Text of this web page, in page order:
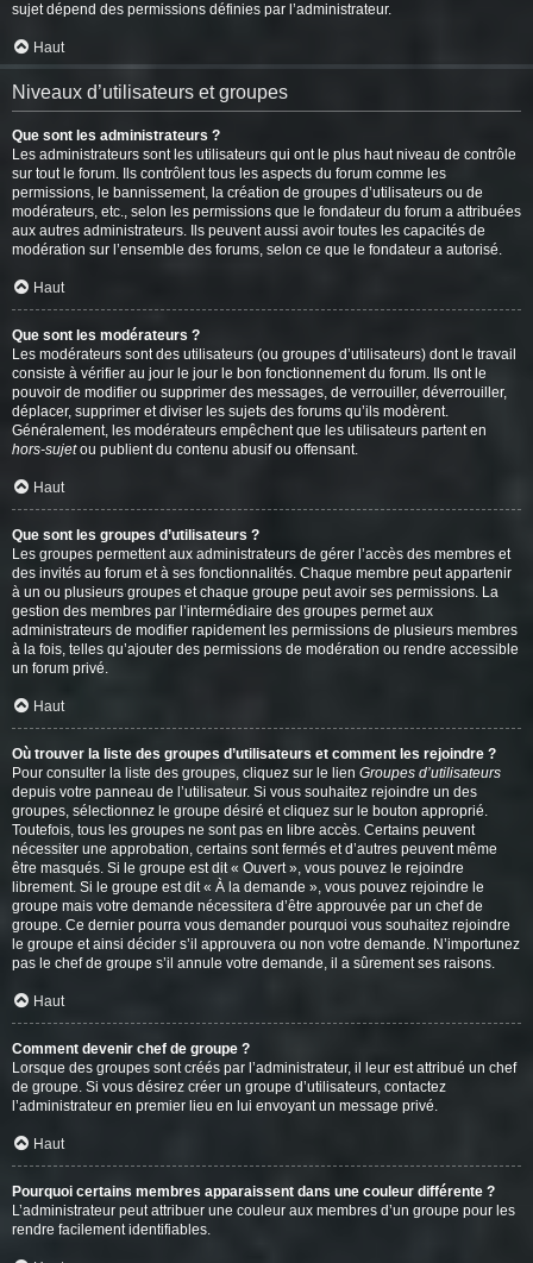
sujet dépend des permissions définies par l’administrateur.
Haut
Niveaux d’utilisateurs et groupes
Que sont les administrateurs ?
Les administrateurs sont les utilisateurs qui ont le plus haut niveau de contrôle
sur tout le forum. Ils contrôlent tous les aspects du forum comme les
permissions, le bannissement, la création de groupes d’utilisateurs ou de
modérateurs, etc., selon les permissions que le fondateur du forum a attribuées
aux autres administrateurs. Ils peuvent aussi avoir toutes les capacités de
modération sur l’ensemble des forums, selon ce que le fondateur a autorisé.
Haut
Que sont les modérateurs ?
Les modérateurs sont des utilisateurs (ou groupes d’utilisateurs) dont le travail
consiste à vérifier au jour le jour le bon fonctionnement du forum. Ils ont le
pouvoir de modifier ou supprimer des messages, de verrouiller, déverrouiller,
déplacer, supprimer et diviser les sujets des forums qu’ils modèrent.
Généralement, les modérateurs empêchent que les utilisateurs partent en
hors-sujetou publient du contenu abusif ou offensant.
Haut
Que sont les groupes d’utilisateurs ?
Les groupes permettent aux administrateurs de gérer l’accès des membres et
des invités au forum et à ses fonctionnalités. Chaque membre peut appartenir
à un ou plusieurs groupes et chaque groupe peut avoir ses permissions. La
gestion des membres par l’intermédiaire des groupes permet aux
administrateurs de modifier rapidement les permissions de plusieurs membres
à la fois, telles qu’ajouter des permissions de modération ou rendre accessible
un forum privé.
Haut
Où trouver la liste des groupes d’utilisateurs et comment les rejoindre ?
Pour consulter la liste des groupes, cliquez sur le lien Groupes d’utilisateurs
depuis votre panneau de l’utilisateur. Si vous souhaitez rejoindre un des
groupes, sélectionnez le groupe désiré et cliquez sur le bouton approprié.
Toutefois, tous les groupes ne sont pas en libre accès. Certains peuvent
nécessiter une approbation, certains sont fermés et d’autres peuvent même
être masqués. Si le groupe est dit « Ouvert », vous pouvez le rejoindre
librement. Si le groupe est dit « À la demande », vous pouvez rejoindre le
groupe mais votre demande nécessitera d’être approuvée par un chef de
groupe. Ce dernier pourra vous demander pourquoi vous souhaitez rejoindre
le groupe et ainsi décider s’il approuvera ou non votre demande. N’importunez
pas le chef de groupe s’il annule votre demande, il a sûrement ses raisons.
Haut
Comment devenir chef de groupe ?
Lorsque des groupes sont créés par l’administrateur, il leur est attribué un chef
de groupe. Si vous désirez créer un groupe d’utilisateurs, contactez
l’administrateur en premier lieu en lui envoyant un message privé.
Haut
Pourquoi certains membres apparaissent dans une couleur différente ?
L’administrateur peut attribuer une couleur aux membres d’un groupe pour les
rendre facilement identifiables.